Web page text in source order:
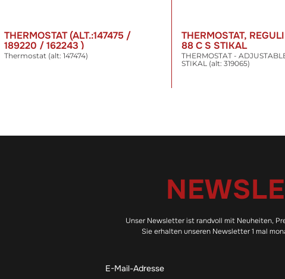
THERMOSTAT (ALT.:147475 /
189220 / 162243 )
Thermostat (alt: 147474)
WARENKORB
THERMOSTAT,
88 C S STIKAL
THERMOSTAT -
STIKAL (alt: 319065)
WARENKORB
Unser Newsletter ist randvoll mit Neuheiten,
Sie erhalten unseren Newsletter 1 mal